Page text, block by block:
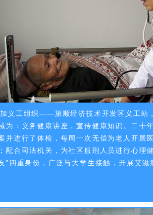
义工组织——旅顺经济技术开发区义工站
为：义务健康讲座，宣传健康知识。二十
并进行了体检，每周一次无偿为老人开展
配合司法机关，为社区服刑人员进行心理
”四重身份，广泛与大学生接触，开展艾